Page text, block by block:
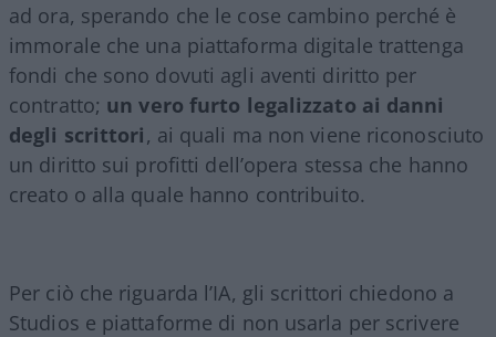
ad ora, sperando che le cose cambino perché è
immorale che una piattaforma digitale trattenga
fondi che sono dovuti agli aventi diritto per
contratto; un vero furto legalizzato ai danni
degli scrittori, ai quali ma non viene riconosciuto
un diritto sui profitti dell’opera stessa che hanno
creato o alla quale hanno contribuito.
Per ciò che riguarda l’IA, gli scrittori chiedono a
Studios e piattaforme di non usarla per scrivere